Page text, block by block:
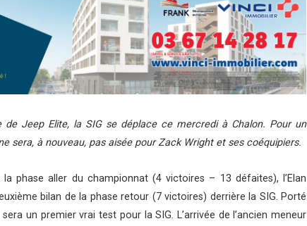
Jeep Elite, la SIG se déplace ce mercredi à Chalon. Pour un
sera, à nouveau, pas aisée pour Zack Wright et ses coéquipiers.
phase aller du championnat (4 victoires – 13 défaites), l’Elan
bilan de la phase retour (7 victoires) derrière la SIG. Porté
un premier vrai test pour la SIG. L’arrivée de l’ancien meneur